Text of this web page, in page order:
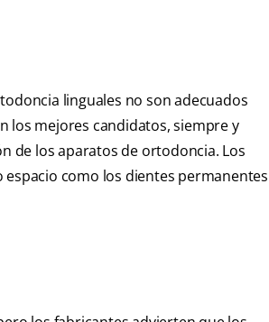
linguales no son adecuados
los mejores candidatos, siempre y
de los aparatos de ortodoncia. Los
como los dientes permanentes